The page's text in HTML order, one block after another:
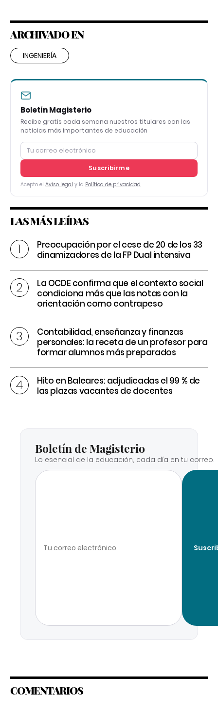
ARCHIVADO EN
INGENIERÍA
Boletín Magisterio
Recibe gratis cada semana nuestros titulares con las
noticias más importantes de educación
Suscribirme
Acepto el Aviso legal y la Política de privacidad
LAS MÁS LEÍDAS
Preocupación por el cese de 20 de los 33
dinamizadores de la FP Dual intensiva
La OCDE confirma que el contexto social
condiciona más que las notas con la
orientación como contrapeso
Contabilidad, enseñanza y finanzas
personales: la receta de un profesor para
formar alumnos más preparados
Hito en Baleares: adjudicadas el 99 % de
las plazas vacantes de docentes
Boletín de Magisterio
Lo esencial de la educación, cada día en tu correo.
COMENTARIOS